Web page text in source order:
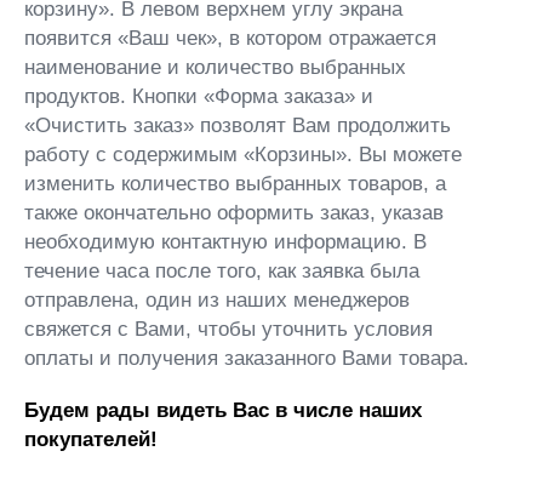
корзину». В левом верхнем углу экрана
появится «Ваш чек», в котором отражается
наименование и количество выбранных
продуктов. Кнопки «Форма заказа» и
«Очистить заказ» позволят Вам продолжить
работу с содержимым «Корзины». Вы можете
изменить количество выбранных товаров, а
также окончательно оформить заказ, указав
необходимую контактную информацию. В
течение часа после того, как заявка была
отправлена, один из наших менеджеров
свяжется с Вами, чтобы уточнить условия
оплаты и получения заказанного Вами товара.
Будем рады видеть Вас в числе наших
покупателей!